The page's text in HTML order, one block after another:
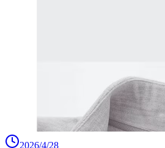
2026/4/28